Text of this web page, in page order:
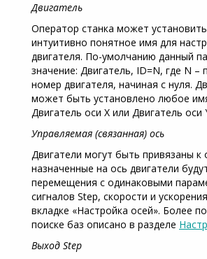
Двигатель
Оператор станка может
интуитивно понятное имя для
двигателя. По-умолчанию данный
значение: Двигатель, ID=N, где N –
номер двигателя, начиная с нуля.
может быть установлено любое
Двигатель оси X или Двигатель оси
Управляемая (связанная) ось
Двигатели могут быть привязаны к
назначенные на ось двигатели
перемещения с одинаковыми
сигналов Step, скорости и
вкладке «Настройка осей». Более
поиске баз описано в разделе
Выход Step